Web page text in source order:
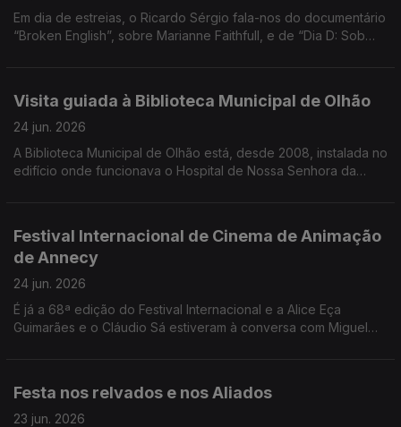
Em dia de estreias, o Ricardo Sérgio fala-nos do documentário
“Broken English”, sobre Marianne Faithfull, e de “Dia D: Sob
Visita guiada à Biblioteca Municipal de Olhão
24 jun. 2026
A Biblioteca Municipal de Olhão está, desde 2008, instalada no
edifício onde funcionava o Hospital de Nossa Senhora da
Festival Internacional de Cinema de Animação
de Annecy
24 jun. 2026
É já a 68ª edição do Festival Internacional e a Alice Eça
Guimarães e o Cláudio Sá estiveram à conversa com Miguel
Festa nos relvados e nos Aliados
23 jun. 2026